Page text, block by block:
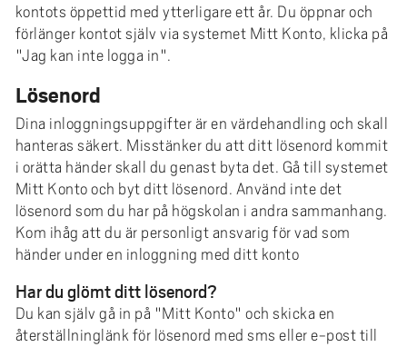
kontots öppettid med ytterligare ett år. Du öppnar och
förlänger kontot själv via systemet Mitt Konto, klicka på
"Jag kan inte logga in".
Lösenord
Dina inloggningsuppgifter är en värdehandling och skall
hanteras säkert. Misstänker du att ditt lösenord kommit
i orätta händer skall du genast byta det. Gå till systemet
Mitt Konto och byt ditt lösenord. Använd inte det
lösenord som du har på högskolan i andra sammanhang.
Kom ihåg att du är personligt ansvarig för vad som
händer under en inloggning med ditt konto
Har du glömt ditt lösenord?
Du kan själv gå in på "Mitt Konto" och skicka en
återställninglänk för lösenord med sms eller e-post till